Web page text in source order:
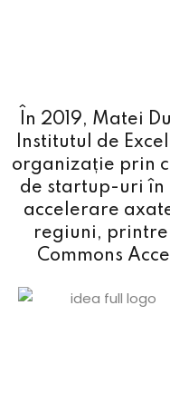
În 2019, Matei
Institutul de
organizație prin
de startup-uri în
accelerare
regiuni, printre
Commons